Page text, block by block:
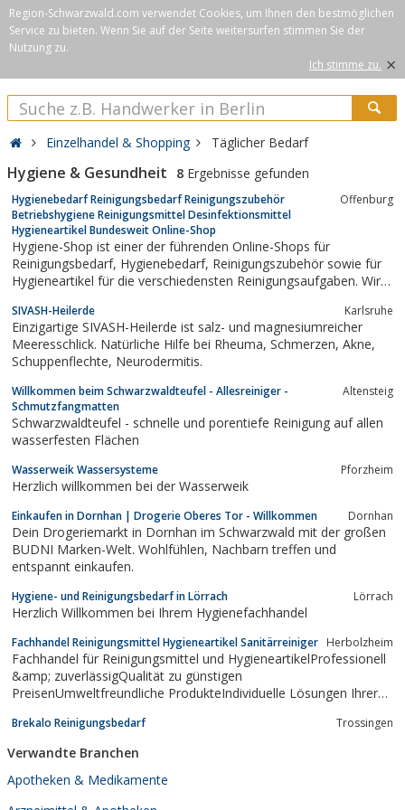
Region-Schwarzwald.com verwendet Cookies, um Ihnen den bestmöglichen
Service zu bieten. Wenn Sie auf der Seite weitersurfen stimmen Sie der
Nutzung zu.
Ich stimme zu. ×
Einzelhandel & Shopping Täglicher Bedarf
Hygiene & Gesundheit 8 Ergebnisse gefunden
Hygienebedarf Reinigungsbedarf Reinigungszubehör
Betriebshygiene Reinigungsmittel Desinfektionsmittel
Hygieneartikel Bundesweit Online-Shop
Offenburg
Hygiene-Shop ist einer der führenden Online-Shops für
Reinigungsbedarf, Hygienebedarf, Reinigungszubehör sowie für
Hygieneartikel für die verschiedensten Reinigungsaufgaben. Wir
pharmazeutische Unternehmen, Banken und Verwaltungen,
Hotels und Gaststätten, das...
SIVASH-Heilerde Karlsruhe
Einzigartige SIVASH-Heilerde ist salz- und magnesiumreicher
Meeresschlick. Natürliche Hilfe bei Rheuma, Schmerzen, Akne,
Schuppenflechte, Neurodermitis.
Willkommen beim Schwarzwaldteufel - Allesreiniger -
Schmutzfangmatten
Altensteig
Schwarzwaldteufel - schnelle und porentiefe Reinigung auf allen
wasserfesten Flächen
Wasserweik Wassersysteme Pforzheim
Herzlich willkommen bei der Wasserweik
Einkaufen in Dornhan | Drogerie Oberes Tor - Willkommen Dornhan
Dein Drogeriemarkt in Dornhan im Schwarzwald mit der großen
BUDNI Marken-Welt. Wohlfühlen, Nachbarn treffen und
entspannt einkaufen.
Hygiene- und Reinigungsbedarf in Lörrach Lörrach
Herzlich Willkommen bei Ihrem Hygienefachhandel
Fachhandel Reinigungsmittel Hygieneartikel Sanitärreiniger Herbolzheim
Fachhandel für Reinigungsmittel und HygieneartikelProfessionell
&amp; zuverlässigQualität zu günstigen
PreisenUmweltfreundliche ProdukteIndividuelle Lösungen Ihrer
ChemikersTäglicher, europaweiter Versand.Die Firma Chem-Tech
wurde 1996...
Brekalo Reinigungsbedarf Trossingen
Verwandte Branchen
Apotheken & Medikamente